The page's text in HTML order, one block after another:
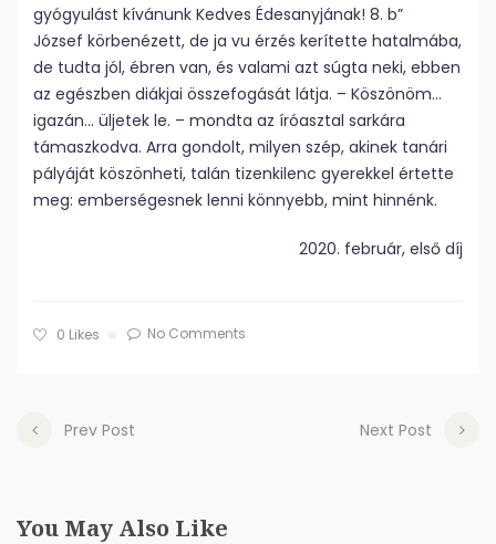
gyógyulást kívánunk Kedves Édesanyjának! 8. b”
József körbenézett, de ja vu érzés kerítette hatalmába,
de tudta jól, ébren van, és valami azt súgta neki, ebben
az egészben diákjai összefogását látja. – Köszönöm…
igazán… üljetek le. – mondta az íróasztal sarkára
támaszkodva. Arra gondolt, milyen szép, akinek tanári
pályáját köszönheti, talán tizenkilenc gyerekkel értette
meg: emberségesnek lenni könnyebb, mint hinnénk.
2020. február, első díj
0 Likes No Comments
Prev Post Next Post
You May Also Like